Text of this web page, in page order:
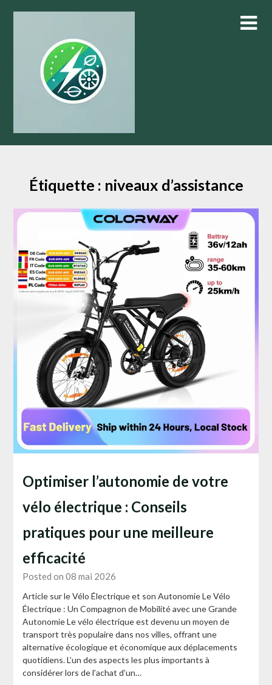
Étiquette : niveaux d’assistance
Optimiser l’autonomie de votre
vélo électrique : Conseils
pratiques pour une meilleure
efficacité
Posted on 08 mai 2026
Article sur le Vélo Électrique et son Autonomie Le Vélo
Électrique : Un Compagnon de Mobilité avec une Grande
Autonomie Le vélo électrique est devenu un moyen de
transport très populaire dans nos villes, offrant une
alternative écologique et économique aux déplacements
quotidiens. L’un des aspects les plus importants à
considérer lors de l’achat d’un…